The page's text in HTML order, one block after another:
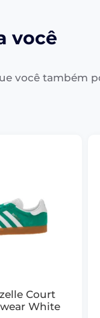
você
você também
Court
White